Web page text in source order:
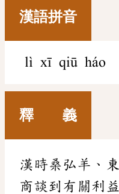
漢語拼音
lì xī qiū háo
釋 義
漢時桑弘羊、
商談到有關利